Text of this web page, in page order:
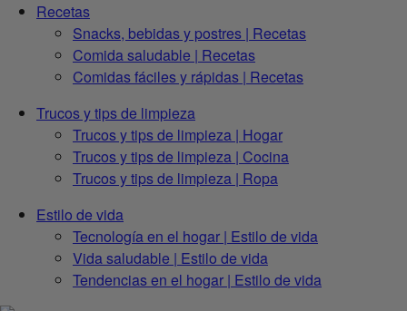
Recetas
Snacks, bebidas y postres | Recetas
Comida saludable | Recetas
Comidas fáciles y rápidas | Recetas
Trucos y tips de limpieza
Trucos y tips de limpieza | Hogar
Trucos y tips de limpieza | Cocina
Trucos y tips de limpieza | Ropa
Estilo de vida
Tecnología en el hogar | Estilo de vida
Vida saludable | Estilo de vida
Tendencias en el hogar | Estilo de vida